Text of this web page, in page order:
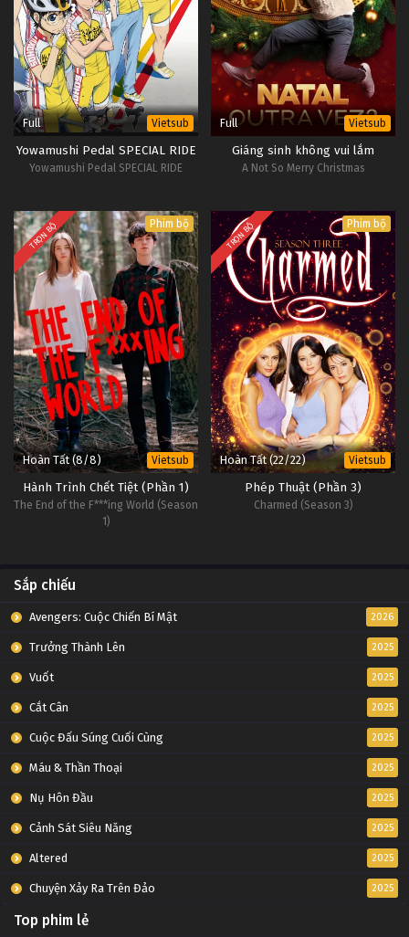
Full Vietsub
Yowamushi Pedal SPECIAL RIDE
Yowamushi Pedal SPECIAL RIDE
Full Vietsub
Giáng sinh không vui lắm
A Not So Merry Christmas
TRỌN BỘ Phim bộ
Hoàn Tất (8/8) Vietsub
Hành Trình Chết Tiệt (Phần 1)
The End of the F***ing World (Season
1)
TRỌN BỘ Phim bộ
Hoàn Tất (22/22) Vietsub
Phép Thuật (Phần 3)
Charmed (Season 3)
Sắp chiếu
Avengers: Cuộc Chiến Bí Mật 2026
Trưởng Thành Lên 2025
Vuốt 2025
Cắt Cân 2025
Cuộc Đấu Súng Cuối Cùng 2025
Máu & Thần Thoại 2025
Nụ Hôn Đầu 2025
Cảnh Sát Siêu Năng 2025
Altered 2025
Chuyện Xảy Ra Trên Đảo 2025
Top phim lẻ